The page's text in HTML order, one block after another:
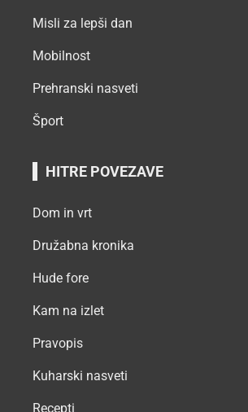
Misli za lepši dan
Mobilnost
Prehranski nasveti
Šport
HITRE POVEZAVE
Dom in vrt
Družabna kronika
Hude fore
Kam na izlet
Pravopis
Kuharski nasveti
Recepti